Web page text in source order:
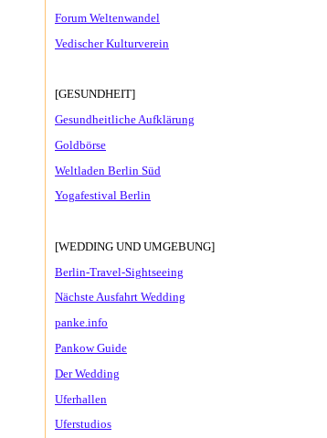
Forum Weltenwandel
Vedischer Kulturverein
[GESUNDHEIT]
Gesundheitliche Aufklärung
Goldbörse
Weltladen Berlin Süd
Yogafestival Berlin
[WEDDING UND UMGEBUNG]
Berlin-Travel-Sightseeing
Nächste Ausfahrt Wedding
panke.info
Pankow Guide
Der Wedding
Uferhallen
Uferstudios